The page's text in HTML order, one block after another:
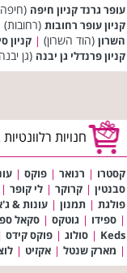
עופר גרנד קניון חיפה
קניון עופר רחובות (רחובות)
השרון (הוד השרון) | קניון
קניון פרנדלי גן יבנה (גן
חנויות
קסטרו | רנואר | פוקס |
סבנטין | קרוקר | לי קופר |
פולגת | תמנון | עונות &
| ספידו | גוטקס | סקאל
Keds
| סולוג | פוקס קידס
| מארק שנטל | אקזיט |